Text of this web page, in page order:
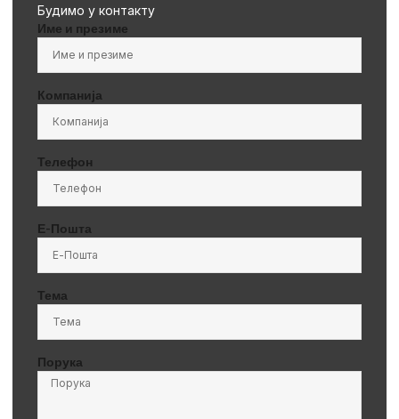
Будимо у контакту
Име и презиме
Компанија
Телефон
Е-Пошта
Тема
Порука